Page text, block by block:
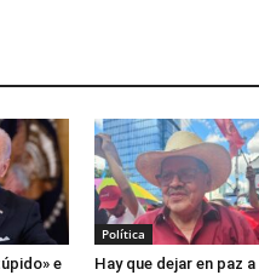
e
Política
Hay que dejar en paz a